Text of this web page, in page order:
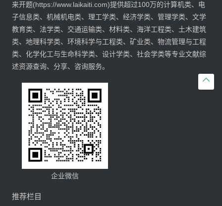

来开题(https://www.laikaiti.com)提供超过100万的计算机类、电
子信息类、机械机电类、理工学类、经济学类、管理学类、文学
教育类、法学类、交通运输类、材料类、海洋工程类、土木建筑
类、地理科学类、环境科学与工程类、矿业类、物流管理与工程
类、化学化工与生命科学类、设计学类、社会学类等专业文献综
述资源查询、分享、咨询服务。
企业微信
推荐栏目